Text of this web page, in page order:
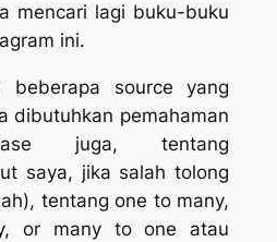
mencari lagi buku-buku
ini.
beberapa source yang
dibutuhkan pemahaman
juga, tentang
saya, jika salah tolong
tentang one to many,
or many to one atau